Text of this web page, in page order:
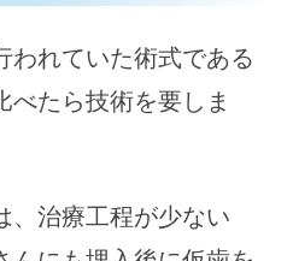
われていた術式である
べたら技術を要しま
、治療工程が少ない